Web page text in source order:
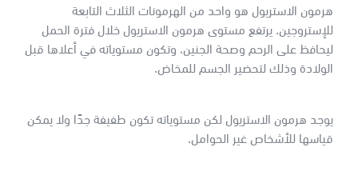
هرمون الاستريول هو واحد من الهرمونات الثلاث التابعة
للإستروجين. يرتفع مستوى هرمون الاستريول خلال فترة الحمل
ليحافظ على الرحم وصحة الجنين، وتكون مستوياته في أعلاها قبل
الولادة وذلك لتحضير الجسم للمخاض.
يوجد هرمون الاستريول لكن مستوياته تكون طفيفة جدًا ولا يمكن
قياسها للأشخاص غير الحوامل.